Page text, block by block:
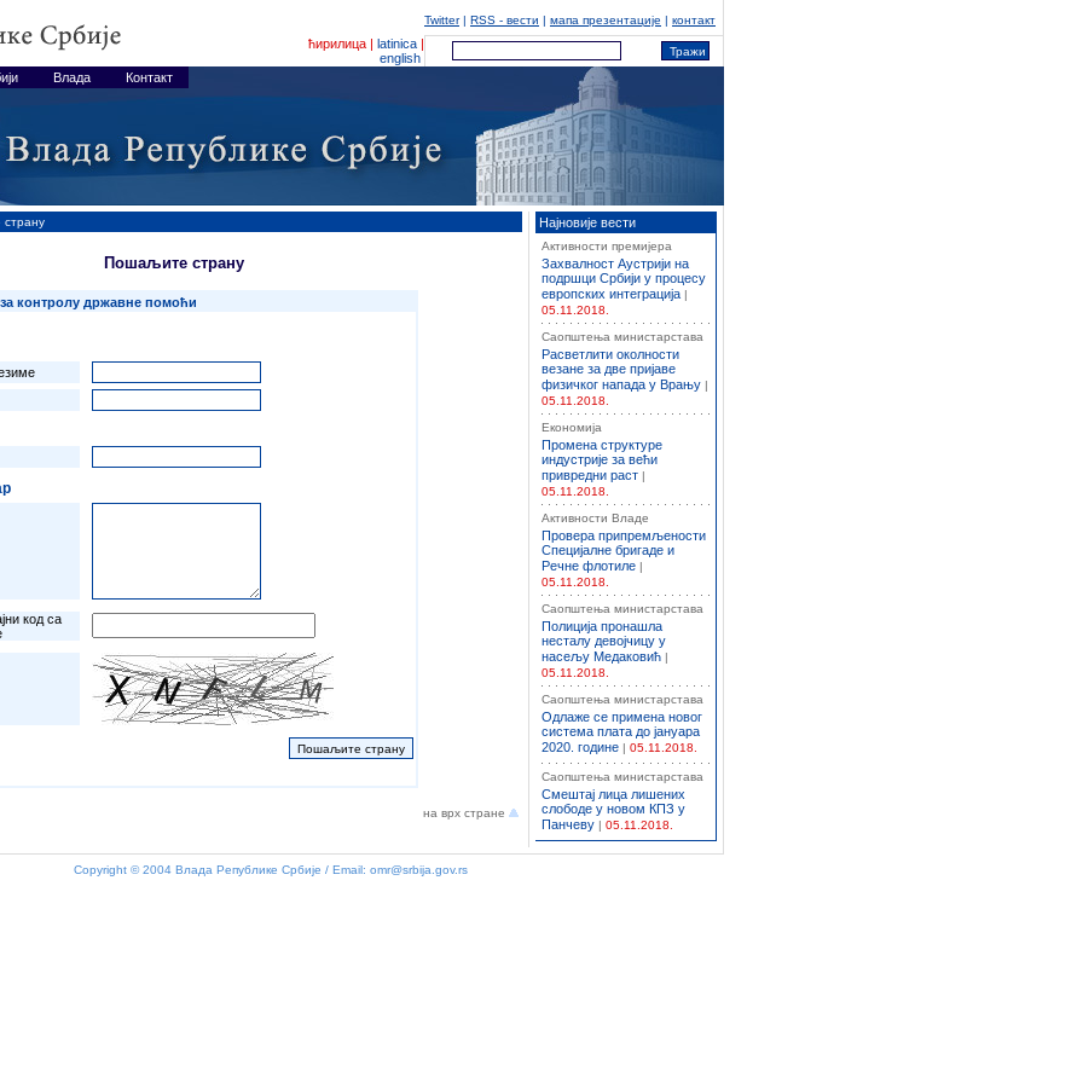
Влада Контакт
Twitter| RSS - вести | мапа презентације | контакт
ћирилица | latinica |
english
Пошаљите страну
контролу државне помоћи
код са
на врх стране
Најновије вести
Активности премијера
Захвалност Аустрији на
подршци Србији у процесу
европских интеграција |
05.11.2018.
Саопштења министарстава
Расветлити околности
везане за две пријаве
физичког напада у Врању |
05.11.2018.
Економија
Промена структуре
индустрије за већи
привредни раст |
05.11.2018.
Активности Владе
Провера припремљености
Специјалне бригаде и
Речне флотиле |
05.11.2018.
Саопштења министарстава
Полиција пронашла
несталу девојчицу у
насељу Медаковић |
05.11.2018.
Саопштења министарстава
Одлаже се примена новог
система плата до јануара
2020. године | 05.11.2018.
Саопштења министарстава
Смештај лица лишених
слободе у новом КПЗ у
Панчеву | 05.11.2018.
Copyright © 2004 Влада Републике Србије / Email: omr@srbija.gov.rs